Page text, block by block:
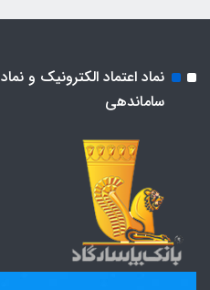
نماد اعتماد الکترونیک و نماد
ساماندهی